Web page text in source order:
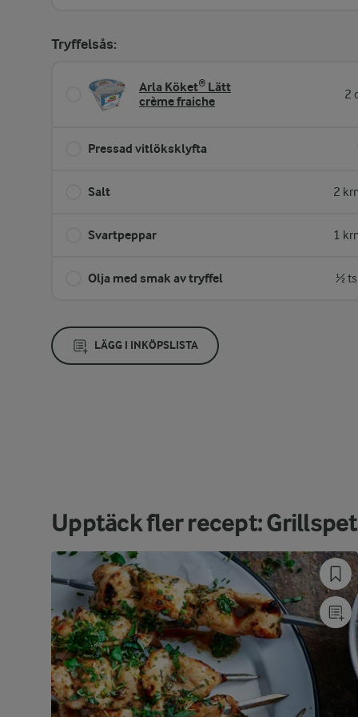
Tryffelsås:
Arla Köket® Lätt
crème fraiche
2
Pressad vitlöksklyfta
Salt 2
Svartpeppar 1
Olja med smak av tryffel ½
LÄGG I INKÖPSLISTA
Upptäck fler recept: